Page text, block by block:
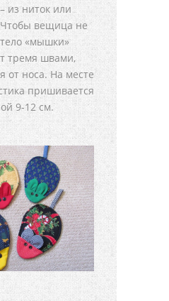
из ниток или
вещица не
«мышки»
тремя швами,
от носа. На месте
пришивается
9-12 см.